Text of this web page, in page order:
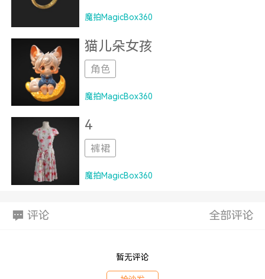
魔拍MagicBox360
猫儿朵女孩
角色
魔拍MagicBox360
4
裤裙
魔拍MagicBox360
评论 全部评论
暂无评论